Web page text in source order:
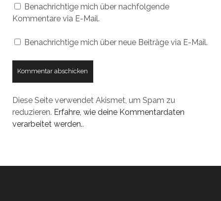
Benachrichtige mich über nachfolgende
Kommentare via E-Mail.
Benachrichtige mich über neue Beiträge via E-Mail.
Diese Seite verwendet Akismet, um Spam zu
reduzieren. Erfahre, wie deine Kommentardaten
verarbeitet werden..